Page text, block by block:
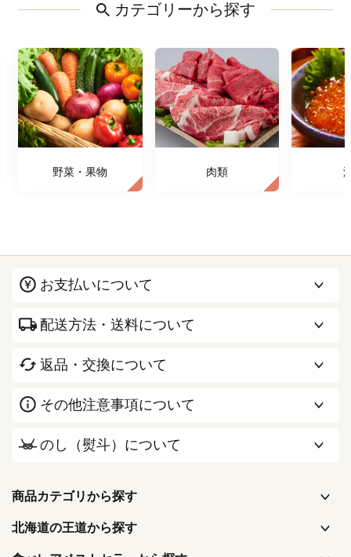
カテゴリーから探す
野菜・果物 肉類
お支払いについて
配送方法・送料について
返品・交換について
その他注意事項について
のし（熨斗）について
商品カテゴリから探す
北海道の王道から探す